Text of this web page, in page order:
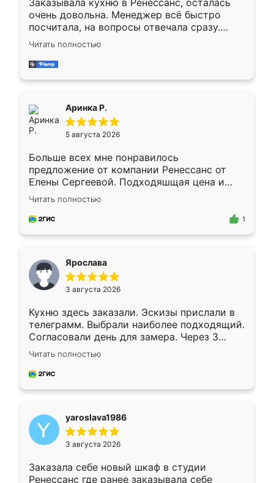
Заказывала кухню в Ренессанс, осталась
очень довольна. Менеджер всё быстро
посчитала, на вопросы отвечала сразу.
Замерщик приехал в субботу, подошёл к
делу со всей ответственностью. Собрали
за день, ребята работали аккуратно, даже
Читать полностью
Аринка Р.
5 августа 2026
Больше всех мне понравилось
предложение от компании Ренессанс от
Елены Сергеевой. Подходяшщая цена и
короткие сроки изготовления. Приехавший
для замера сотрудник Владислав
предложил по моему эскизу самый
Читать полностью
1
Ярослава
3 августа 2026
Кухню здесь заказали. Эскизы прислали в
телеграмм. Выбрали наиболее подходящий.
Согласовали день для замера. Через 3
недели кухня была уже готова. Остались
довольны работой. Спасибо Ренессанс
мебель за качественную работу!
Читать полностью
yaroslava1986
3 августа 2026
Заказала себе новый шкаф в студии
Ренессанс где ранее заказывала себе